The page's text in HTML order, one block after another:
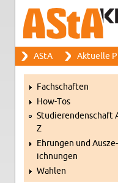
Search form
Search
Main menu
AStA Ak­tuelle
Fach­schaften
How-Tos
Studieren­den­schaft
Z
Ehrun­gen und Ausze­
ich­nun­gen
Wahlen